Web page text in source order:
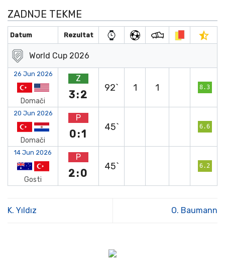
ZADNJE TEKME
Datum Rezultat
World Cup 2026
26 Jun 2026
Domači
Z
3:2
92` 1 1 8.3
20 Jun 2026
Domači
P
0:1
45` 6.6
14 Jun 2026
Gosti
P
2:0
45` 6.2
K. Yıldız O. Baumann